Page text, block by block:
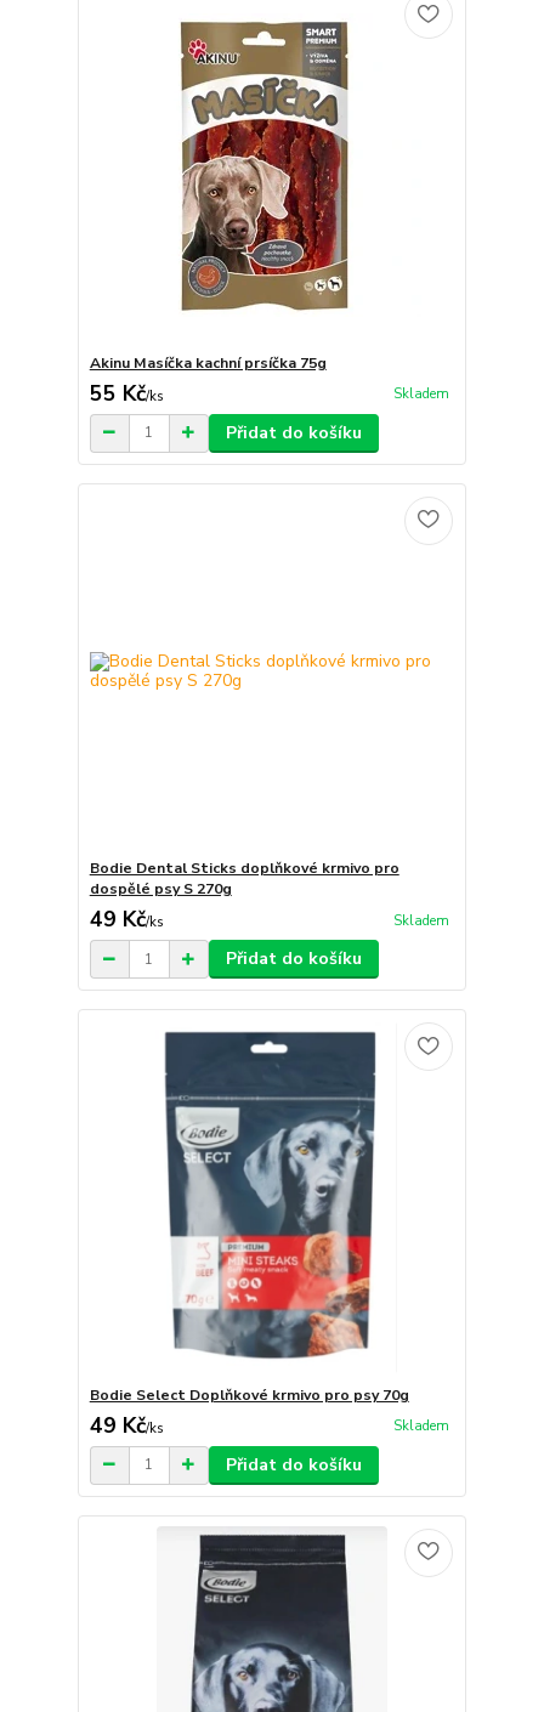
Akinu Masíčka kachní prsíčka 75g
55 Kč/ks Skladem
Přidat do košíku
Bodie Dental Sticks doplňkové krmivo pro
dospělé psy S 270g
49 Kč/ks Skladem
Přidat do košíku
Bodie Select Doplňkové krmivo pro psy 70g
49 Kč/ks Skladem
Přidat do košíku